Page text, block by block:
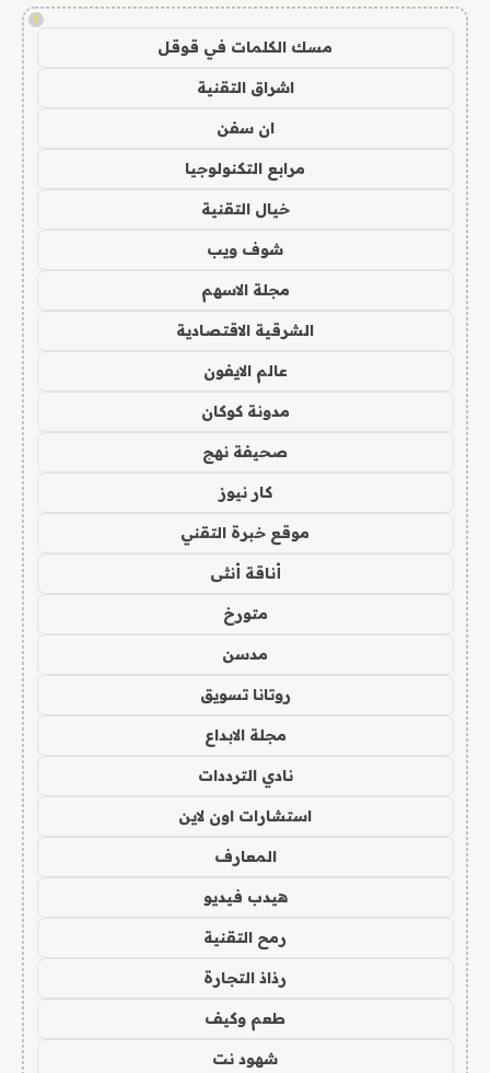
!
مسك الكلمات في قوقل
اشراق التقنية
ان سفن
مرابع التكنولوجيا
خيال التقنية
شوف ويب
مجلة الاسهم
الشرقية الاقتصادية
عالم الايفون
مدونة كوكان
صحيفة نهج
كار نيوز
موقع خبرة التقني
أناقة أنثى
متورخ
مدسن
روتانا تسويق
مجلة الابداع
نادي الترددات
استشارات اون لاين
المعارف
هيدب فيديو
رمح التقنية
رذاذ التجارة
طعم وكيف
شهود نت